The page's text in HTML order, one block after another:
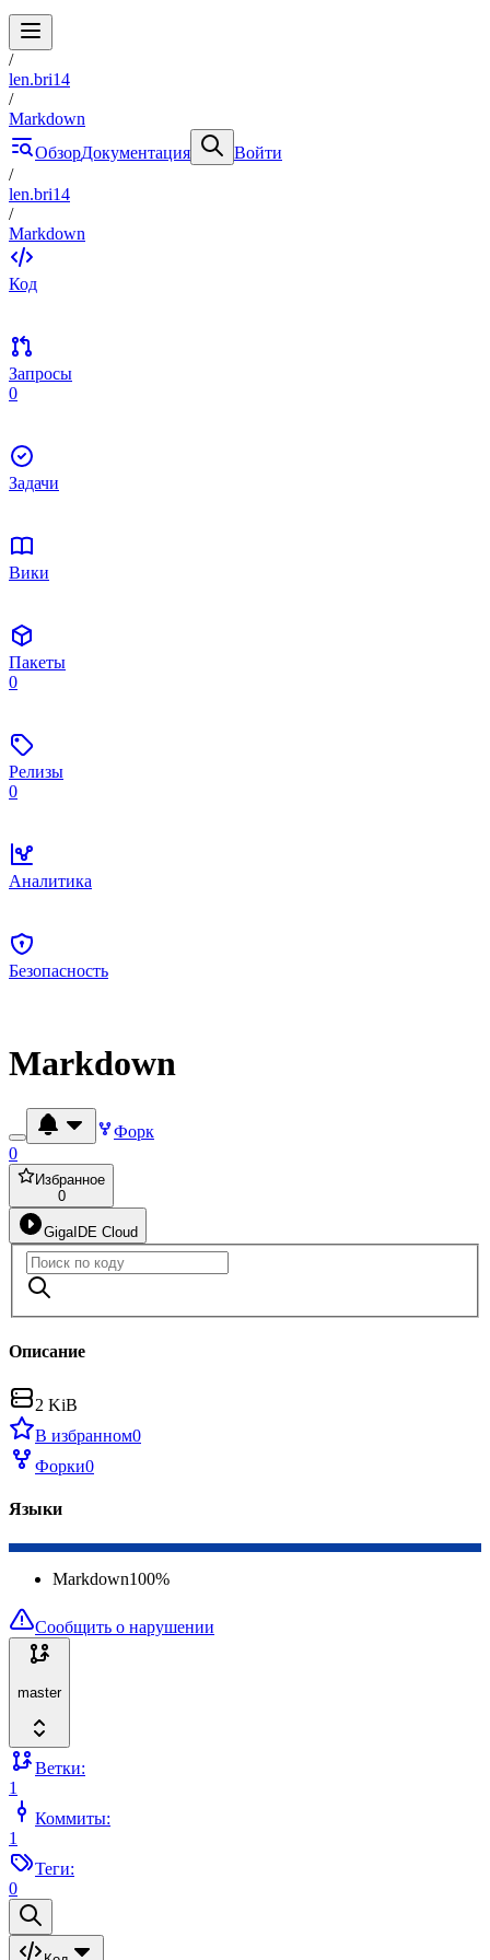
/
len.bri14
/
Markdown
ОбзорДокументация
Войти
/
len.bri14
/
Markdown
Код
Запросы
0
Задачи
Вики
Пакеты
0
Релизы
0
Аналитика
Безопасность
Markdown
Форк
0
Избранное
0
GigaIDE Cloud
Описание
2 KiB
В избранном0
Форки0
Языки
Markdown100%
Сообщить о нарушении
master
Ветки:
1
Коммиты:
1
Теги:
0